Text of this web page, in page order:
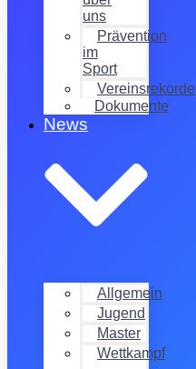
uns
Prävention
im
Sport
Vereinsrekorde
Dokumente
News
Allgemein
Jugend
Master
Wettkampf